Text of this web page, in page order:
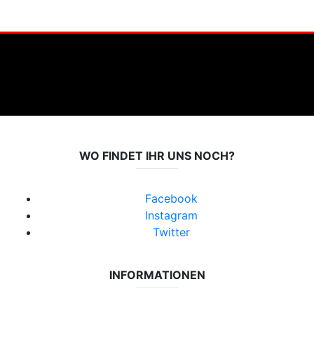
WO FINDET IHR UNS NOCH?
Facebook
Instagram
Twitter
INFORMATIONEN